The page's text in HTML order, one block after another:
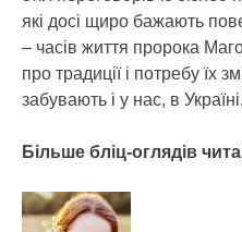
які досі щиро бажають
– часів життя пророка
про традиції і потребу їх
забувають і у нас, в Україні.
Більше бліц-оглядів